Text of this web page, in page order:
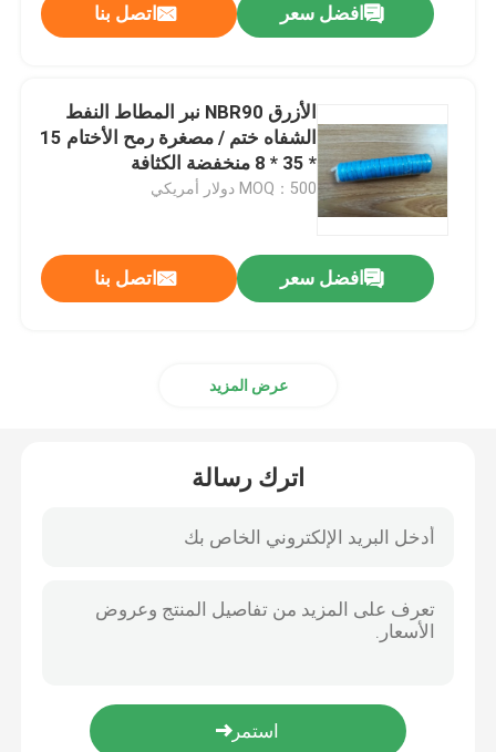
الصفحة الرئيسية
معلومات عنا
افضل سعر اتصل بنا
الأزرق NBR90 نبر المطاط النفط
الشفاه ختم / مصغرة رمح الأختام 15
* 35 * 8 منخفضة الكثافة
MOQ：500 دولار أمريكي
افضل سعر اتصل بنا
عرض المزيد
اترك رسالة